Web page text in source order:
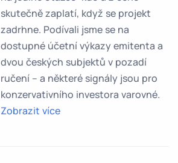
skutečně zaplatí, když se projekt
zadrhne. Podívali jsme se na
dostupné účetní výkazy emitenta a
dvou českých subjektů v pozadí
ručení – a některé signály jsou pro
konzervativního investora varovné.
Zobrazit více